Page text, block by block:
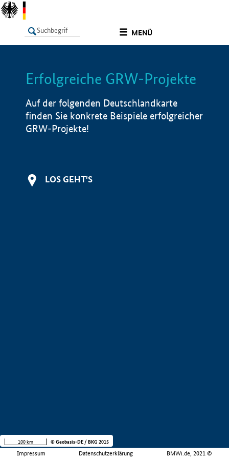
MENÜ
LISTE Info
Erfolgreiche GRW-Projekte
Auf der folgenden Deutschlandkarte
finden Sie konkrete Beispiele erfolgreicher
GRW-Projekte!
LOS GEHT'S
Impressum Datenschutzerklärung BMWi.de, 2021 ©
100 km © Geobasis-DE / BKG 2015